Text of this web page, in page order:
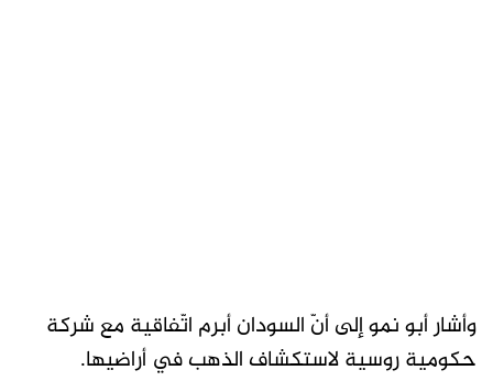
وأشار أبو نمو إلى أنّ السودان أبرم اتّفاقية مع شركة
حكومية روسية لاستكشاف الذهب في أراضيها.